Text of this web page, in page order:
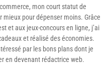
mon court statut de
mieux pour dépenser moins. Grâce
et aux jeux-concours en ligne, j’ai
et réalisé des économies.
par les bons plans dont je
en devenant rédactrice web.